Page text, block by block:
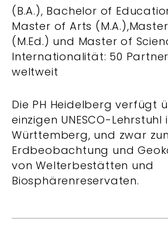
(B.A.), Bachelor of
Master of Arts
(M.Ed.) und Master of
Internationalität: 50
weltweit
Die PH Heidelberg verfügt
einzigen UNESCO-
Württemberg, und zwar
Erdbeobachtung und
von Welterbestätten und
Biosphärenreservaten.